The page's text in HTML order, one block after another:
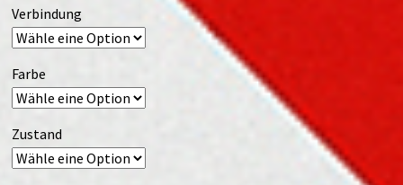
Verbindung
Farbe
Zustand